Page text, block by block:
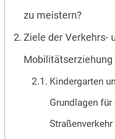
zu meistern?
Ziele der Verkehrs-
Mobilitätserziehung
Kindergarten
Grundlagen
Straßenverkehr